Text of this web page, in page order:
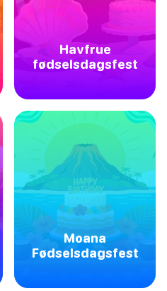
Havfrue
fødselsdagsfest
Moana
Fødselsdagsfest